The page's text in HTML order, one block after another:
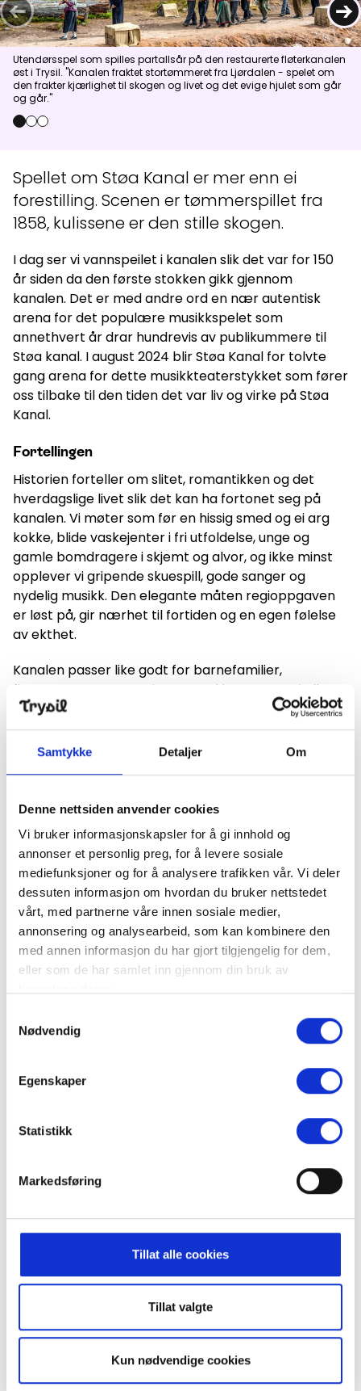
Samtykke Detaljer Om
Denne nettsiden anvender cookies
Vi bruker informasjonskapsler for å gi innhold og
annonser et personlig preg, for å levere sosiale
mediefunksjoner og for å analysere trafikken vår. Vi deler
dessuten informasjon om hvordan du bruker nettstedet
vårt, med partnerne våre innen sosiale medier,
annonsering og analysearbeid, som kan kombinere den
med annen informasjon du har gjort tilgjengelig for dem,
eller som de har samlet inn gjennom din bruk av
Nødvendig
Egenskaper
Statistikk
Markedsføring
Tillat alle cookies
Tillat valgte
Kun nødvendige cookies
Aktuelt
Topp:8,0m/s Dal:5,0m/s
Vær- og føredata er levert avfnugg,Yr, Meteorologisk institutt og
NRK
← →
Utendørsspel som spilles partallsår på den restaurerte fløterkanalen
øst i Trysil. "Kanalen fraktet stortømmeret fra Ljørdalen - spelet om
den frakter kjærlighet til skogen og livet og det evige hjulet som går
og går."
0 1 2
Spellet om Støa Kanal er mer enn ei
forestilling. Scenen er tømmerspillet fra
1858, kulissene er den stille skogen.
I dag ser vi vannspeilet i kanalen slik det var for 150
år siden da den første stokken gikk gjennom
kanalen. Det er med andre ord en nær autentisk
arena for det populære musikkspelet som
annethvert år drar hundrevis av publikummere til
Støa kanal. I august 2024 blir Støa Kanal for tolvte
gang arena for dette musikkteaterstykket som fører
oss tilbake til den tiden det var liv og virke på Støa
Kanal.
Fortellingen
Historien forteller om slitet, romantikken og det
hverdagslige livet slik det kan ha fortonet seg på
kanalen. Vi møter som før en hissig smed og ei arg
kokke, blide vaskejenter i fri utfoldelse, unge og
gamle bomdragere i skjemt og alvor, og ikke minst
opplever vi gripende skuespill, gode sanger og
nydelig musikk. Den elegante måten regioppgaven
er løst på, gir nærhet til fortiden og en egen følelse
av ekthet.
Kanalen passer like godt for barnefamilier,
firmagrupper, vennegjenger og kjærestepar i alle
aldre. Forestillingen har noe for enhver smak:
dramatikk, romantikk, historikk - og ikke minst
musikk.
Neste arrangementer
Fredag 7. august
Kanalen - Et spell om Støa Kanal
Finn frem